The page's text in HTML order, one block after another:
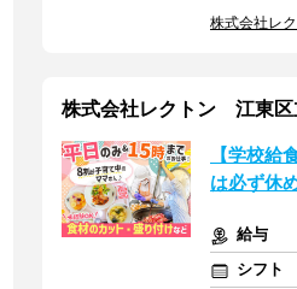
株式会社レ
株式会社レクトン 江東区
【学校
は必ず休
給与
シフト